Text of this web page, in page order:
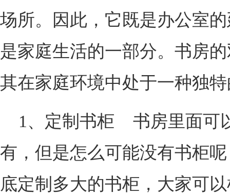
场所。因此，它既是办公室
是家庭生活的一部分。书房
其在家庭环境中处于一种独
1、定制书柜 书房里面可
有，但是怎么可能没有书柜
底定制多大的书柜，大家可